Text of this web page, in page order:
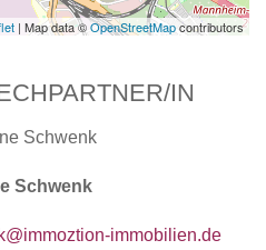
| Map data ©OpenStreetMapcontributors
IN
Schwenk
immobilien.de